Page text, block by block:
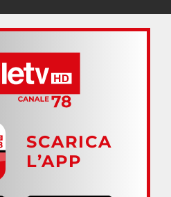
SCARICA
L’APP